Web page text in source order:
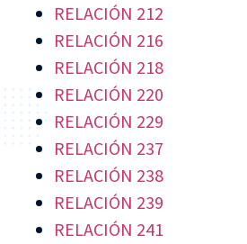
RELACIÓN 212
RELACIÓN 216
RELACIÓN 218
RELACIÓN 220
RELACIÓN 229
RELACIÓN 237
RELACIÓN 238
RELACIÓN 239
RELACIÓN 241